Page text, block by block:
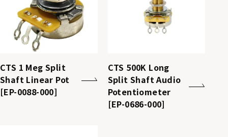
CTS 1 Meg Split
Shaft Linear Pot
[EP-0088-000]
CTS 500K Long
Split Shaft Audio
Potentiometer
[EP-0686-000]